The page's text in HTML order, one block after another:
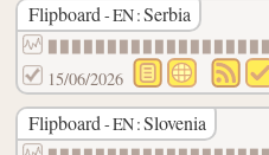
Flipboard - EN :Serbia
15/06/2026
Flipboard - EN :Slovenia